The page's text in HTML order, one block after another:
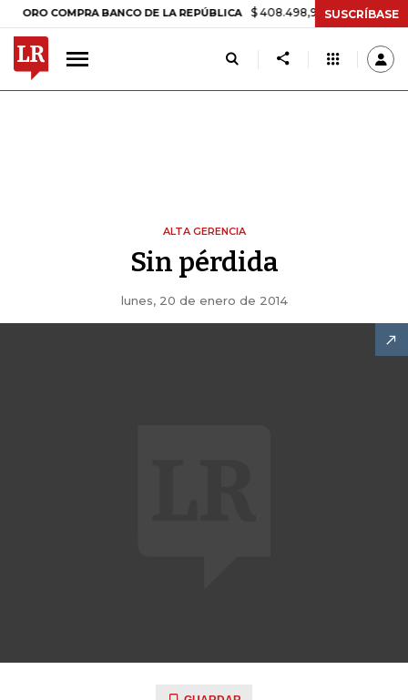
COMPRA BANCO DE LA REPÚBLICA $ 408.498,97 +$ 8.753,81 +2,19%
SUSCRÍBASE
ALTA GERENCIA
Sin pérdida
lunes, 20 de enero de 2014